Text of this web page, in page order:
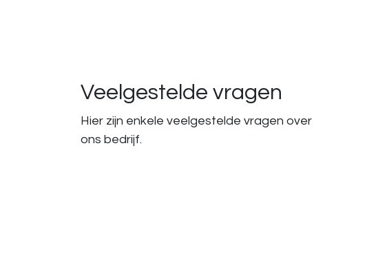
Veelgestelde vragen
Hier zijn enkele veelgestelde vragen over
ons bedrijf.